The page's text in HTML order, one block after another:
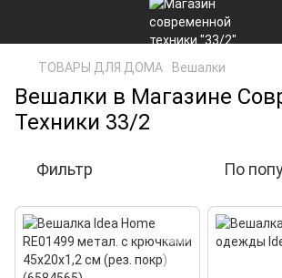
ТОВАРЫ ДЛЯ ДОМА Вешалки
Вешалки в Магазине
Техники 33/2
Фильтр По